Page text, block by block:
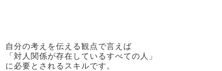
自分の考えを伝える観点で言えば
「対人関係が存在しているすべての人」
に必要とされるスキルです。